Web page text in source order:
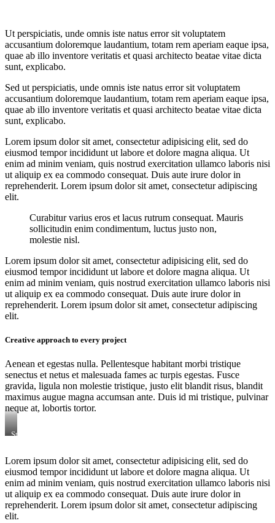
Ut perspiciatis, unde omnis iste natus error sit voluptatem
accusantium doloremque laudantium, totam rem aperiam eaque ipsa,
quae ab illo inventore veritatis et quasi architecto beatae vitae dicta
sunt, explicabo.
Sed ut perspiciatis, unde omnis iste natus error sit voluptatem
accusantium doloremque laudantium, totam rem aperiam eaque ipsa,
quae ab illo inventore veritatis et quasi architecto beatae vitae dicta
sunt, explicabo.
Lorem ipsum dolor sit amet, consectetur adipisicing elit, sed do
eiusmod tempor incididunt ut labore et dolore magna aliqua. Ut
enim ad minim veniam, quis nostrud exercitation ullamco laboris nisi
ut aliquip ex ea commodo consequat. Duis aute irure dolor in
reprehenderit. Lorem ipsum dolor sit amet, consectetur adipiscing
elit.
Curabitur varius eros et lacus rutrum consequat. Mauris
sollicitudin enim condimentum, luctus justo non,
molestie nisl.
Lorem ipsum dolor sit amet, consectetur adipisicing elit, sed do
eiusmod tempor incididunt ut labore et dolore magna aliqua. Ut
enim ad minim veniam, quis nostrud exercitation ullamco laboris nisi
ut aliquip ex ea commodo consequat. Duis aute irure dolor in
reprehenderit. Lorem ipsum dolor sit amet, consectetur adipiscing
elit.
Creative approach to every project
Aenean et egestas nulla. Pellentesque habitant morbi tristique
senectus et netus et malesuada fames ac turpis egestas. Fusce
gravida, ligula non molestie tristique, justo elit blandit risus, blandit
maximus augue magna accumsan ante. Duis id mi tristique, pulvinar
neque at, lobortis tortor.
Stet
gubergren,
no
sea
sanctus
est
labore
et
Lorem ipsum dolor sit amet, consectetur adipisicing elit, sed do
eiusmod tempor incididunt ut labore et dolore magna aliqua. Ut
enim ad minim veniam, quis nostrud exercitation ullamco laboris nisi
ut aliquip ex ea commodo consequat. Duis aute irure dolor in
reprehenderit. Lorem ipsum dolor sit amet, consectetur adipiscing
elit.